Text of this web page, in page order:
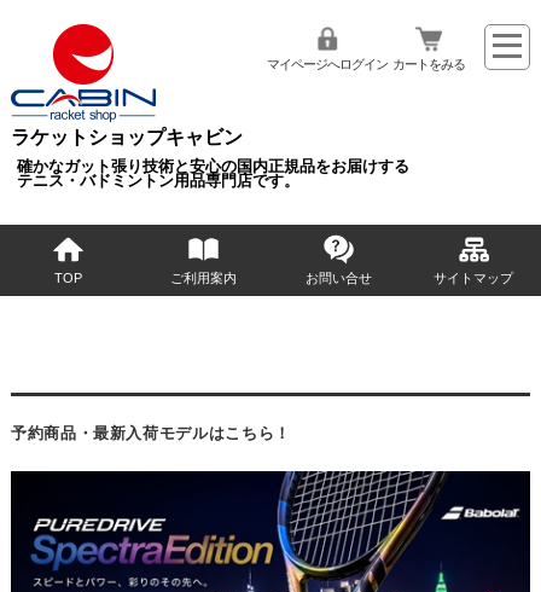
ラケットショップキャビン
確かなガット張り技術と安心の国内正規品をお届けする
テニス・バドミントン用品専門店です。
マイページへログイン カートをみる
TOP ご利用案内 お問い合せ サイトマップ
予約商品・最新入荷モデルはこちら！